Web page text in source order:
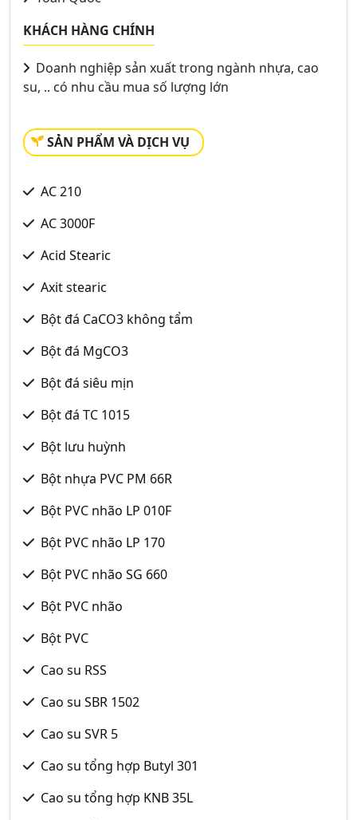
KHÁCH HÀNG CHÍNH
Doanh nghiệp sản xuất trong ngành nhựa, cao
su, .. có nhu cầu mua số lượng lớn
SẢN PHẨM VÀ DỊCH VỤ
AC 210
AC 3000F
Acid Stearic
Axit stearic
Bột đá CaCO3 không tẩm
Bột đá MgCO3
Bột đá siêu mịn
Bột đá TC 1015
Bột lưu huỳnh
Bột nhựa PVC PM 66R
Bột PVC nhão LP 010F
Bột PVC nhão LP 170
Bột PVC nhão SG 660
Bột PVC nhão
Bột PVC
Cao su RSS
Cao su SBR 1502
Cao su SVR 5
Cao su tổng hợp Butyl 301
Cao su tổng hợp KNB 35L